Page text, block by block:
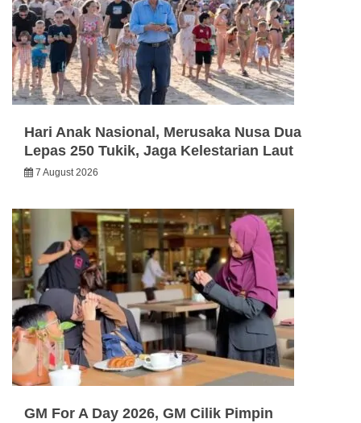
Hari Anak Nasional, Merusaka Nusa Dua
Lepas 250 Tukik, Jaga Kelestarian Laut
7 August 2026
GM For A Day 2026, GM Cilik Pimpin